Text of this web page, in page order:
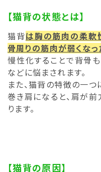
【猫背の状態とは】
猫背は胸の筋肉の柔軟
骨周りの筋肉が弱くなっ
慢性化することで背骨も
などに悩まされます。
また、猫背の特徴の一つ
巻き肩になると、肩が
ります。
【猫背の原因】